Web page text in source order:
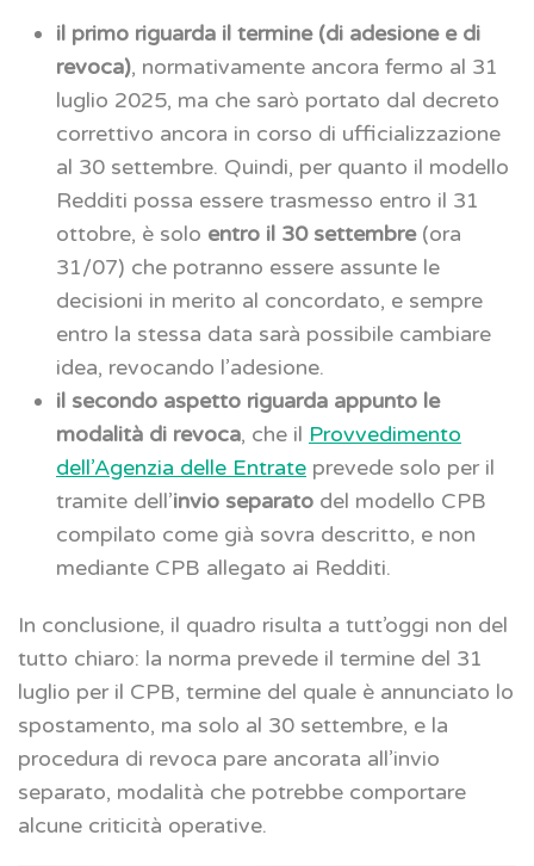
il primo riguarda il termine (di adesione e di
revoca), normativamente ancora fermo al 31
luglio 2025, ma che sarò portato dal decreto
correttivo ancora in corso di ufficializzazione
al 30 settembre. Quindi, per quanto il modello
Redditi possa essere trasmesso entro il 31
ottobre, è solo entro il 30 settembre(ora
31/07) che potranno essere assunte le
decisioni in merito al concordato, e sempre
entro la stessa data sarà possibile cambiare
idea, revocando l’adesione.
il secondo aspetto riguarda appunto le
modalità di revoca, che il Provvedimento
dell’Agenzia delle Entrate prevede solo per il
tramite dell’invio separato del modello CPB
compilato come già sovra descritto, e non
mediante CPB allegato ai Redditi.
In conclusione, il quadro risulta a tutt’oggi non del
tutto chiaro: la norma prevede il termine del 31
luglio per il CPB, termine del quale è annunciato lo
spostamento, ma solo al 30 settembre, e la
procedura di revoca pare ancorata all’invio
separato, modalità che potrebbe comportare
alcune criticità operative.